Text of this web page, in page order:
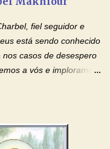
mais digna de tua
tudo a teu unigênito
méritos e exemplos
fiel seguidor e
está sendo conhecido
casos de desespero
a vós e imploramos
da vossa intercessão
maior glória de Deus e o